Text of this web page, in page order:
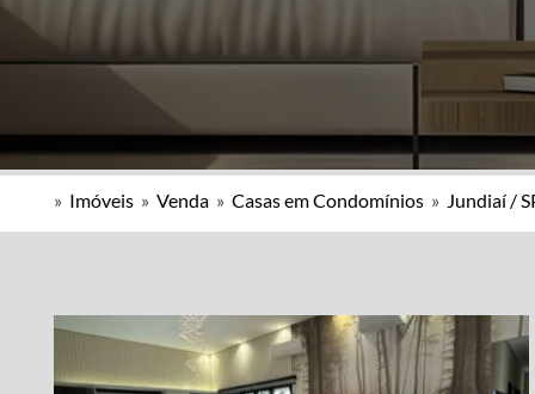
» Imóveis » Venda » Casas em Condomínios » Jundiaí /